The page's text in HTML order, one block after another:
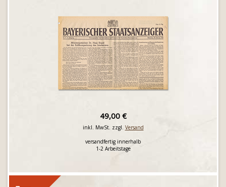
49,00 €
inkl. MwSt. zzgl. Versand
versandfertig innerhalb
1-2 Arbeitstage